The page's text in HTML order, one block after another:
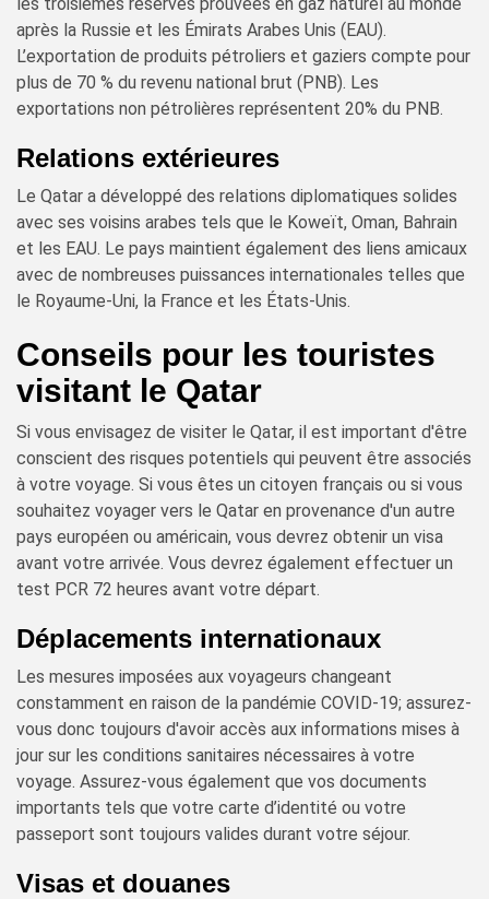
après la Russie et les Émirats Arabes Unis (EAU).
L’exportation de produits pétroliers et gaziers compte pour
plus de 70 % du revenu national brut (PNB). Les
exportations non pétrolières représentent 20% du PNB.
Relations extérieures
Le Qatar a développé des relations diplomatiques solides
avec ses voisins arabes tels que le Koweït, Oman, Bahrain
et les EAU. Le pays maintient également des liens amicaux
avec de nombreuses puissances internationales telles que
le Royaume-Uni, la France et les États-Unis.
Conseils pour les touristes
visitant le Qatar
Si vous envisagez de visiter le Qatar, il est important d'être
conscient des risques potentiels qui peuvent être associés
à votre voyage. Si vous êtes un citoyen français ou si vous
souhaitez voyager vers le Qatar en provenance d'un autre
pays européen ou américain, vous devrez obtenir un visa
avant votre arrivée. Vous devrez également effectuer un
test PCR 72 heures avant votre départ.
Déplacements internationaux
Les mesures imposées aux voyageurs changeant
constamment en raison de la pandémie COVID-19; assurez-
vous donc toujours d'avoir accès aux informations mises à
jour sur les conditions sanitaires nécessaires à votre
voyage. Assurez-vous également que vos documents
importants tels que votre carte d’identité ou votre
passeport sont toujours valides durant votre séjour.
Visas et douanes